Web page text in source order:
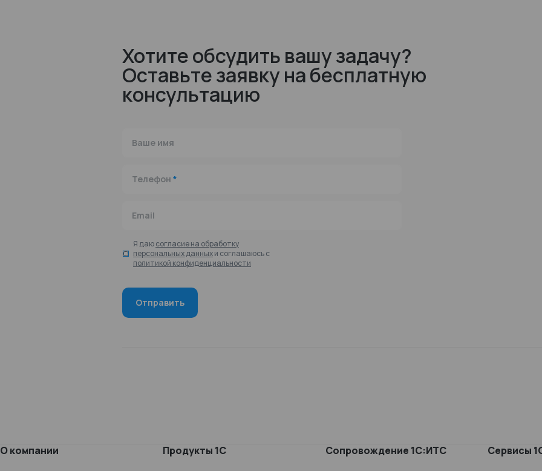
Хотите обсудить вашу задачу?
Оставьте заявку на бесплатную
консультацию
Ваше имя
Телефон *
Email
Я даюсогласие на обработку
персональных данныхи соглашаюсь с
политикой конфиденциальности
О компании Продукты 1С Сопровождение 1С:ИТС Сервисы